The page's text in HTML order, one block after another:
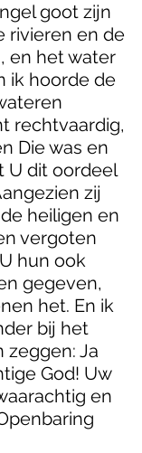
goot zijn
rivieren en de
en het water
ik hoorde de
rechtvaardig,
Die was en
U dit oordeel
zij
heiligen en
vergoten
hun ook
gegeven,
het. En ik
bij het
zeggen: Ja
God! Uw
en